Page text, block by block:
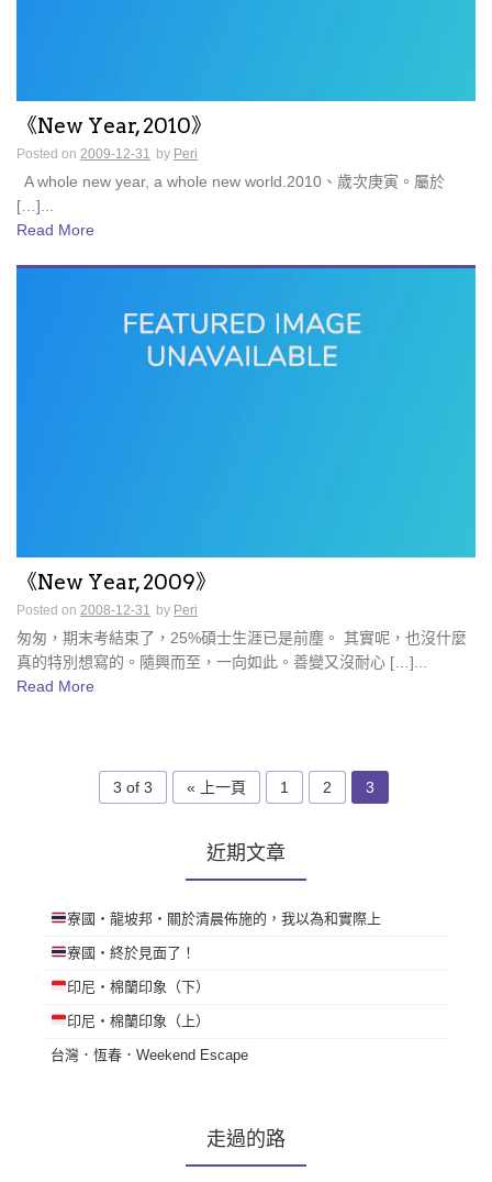
《New Year, 2010》
Posted on 2009-12-31 by Peri
A whole new year, a whole new world.2010、歲次庚寅。屬於
[…]...
Read More
《New Year, 2009》
Posted on 2008-12-31 by Peri
匆匆，期末考結束了，25%碩士生涯已是前塵。 其實呢，也沒什麼
真的特別想寫的。隨興而至，一向如此。善變又沒耐心 […]...
Read More
3 of 3 « 上一頁 1 2 3
近期文章
寮國・龍坡邦・關於清晨佈施的，我以為和實際上
寮國・終於見面了！
印尼・棉蘭印象（下）
印尼・棉蘭印象（上）
台灣．恆春．Weekend Escape
走過的路